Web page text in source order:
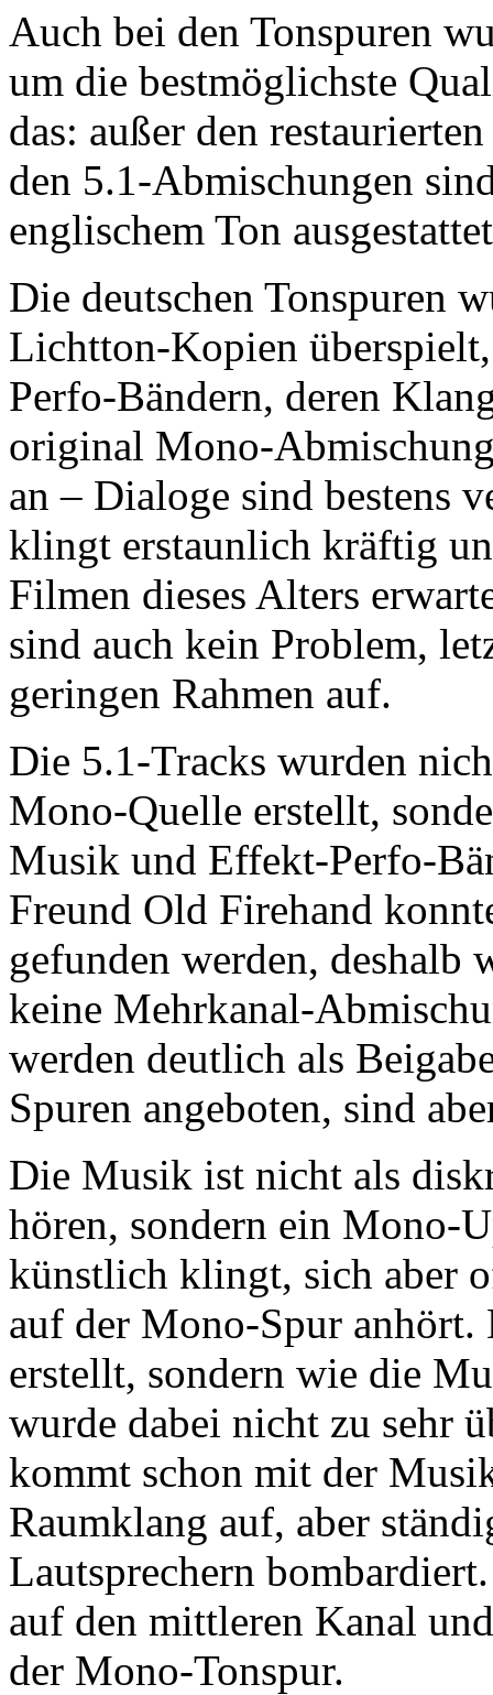
Auch bei den Tonspuren
um die bestmöglichste
das: außer den
den 5.1-Abmischungen
englischem Ton
Die deutschen Tonspuren
Lichtton-Kopien
Perfo-Bändern, deren
original Mono-
an – Dialoge sind bestens
klingt erstaunlich kräftig
Filmen dieses Alters
sind auch kein Problem,
geringen Rahmen auf.
Die 5.1-Tracks wurden
Mono-Quelle erstellt,
Musik und Effekt-Perfo-
Freund Old Firehand
gefunden werden, deshalb
keine Mehrkanal-
werden deutlich als
Spuren angeboten, sind
Die Musik ist nicht als
hören, sondern ein Mono-
künstlich klingt, sich aber
auf der Mono-Spur anhört.
erstellt, sondern wie die
wurde dabei nicht zu sehr
kommt schon mit der
Raumklang auf, aber
Lautsprechern
auf den mittleren Kanal
der Mono-Tonspur.